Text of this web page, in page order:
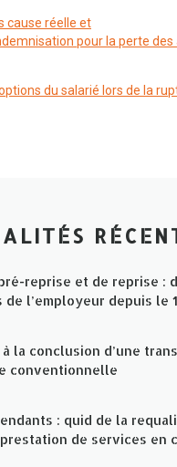
cause réelle et
pour la perte des
du salarié lors de la
reprise et de reprise :
l’employeur depuis le
la conclusion d’une
conventionnelle
: quid de la
de services en